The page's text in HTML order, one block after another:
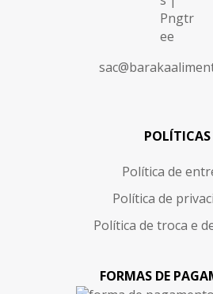
POLÍTICAS
Política de
Política de
Política de troca e
FORMAS DE